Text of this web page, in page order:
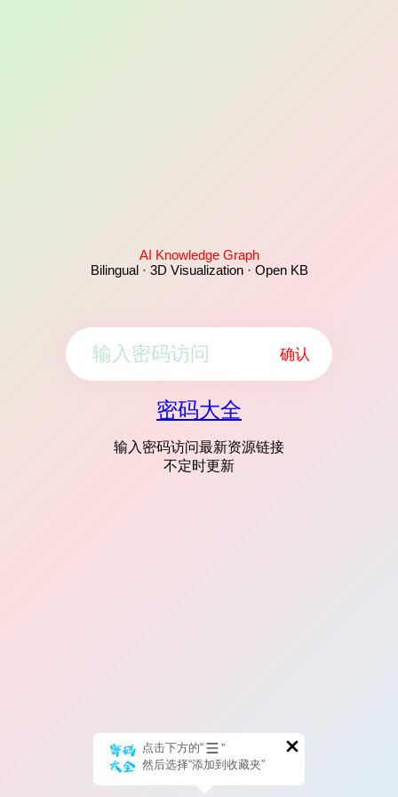
AI Knowledge Graph
Bilingual · 3D Visualization · Open KB
确认
密码大全
输入密码访问最新资源链接
不定时更新
点击下方的“
”
然后选择“添加到收藏夹”